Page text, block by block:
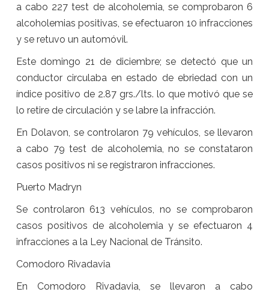
a cabo 227 test de alcoholemia, se comprobaron 6
alcoholemias positivas, se efectuaron 10 infracciones
y se retuvo un automóvil.
Este domingo 21 de diciembre; se detectó que un
conductor circulaba en estado de ebriedad con un
índice positivo de 2.87 grs./lts. lo que motivó que se
lo retire de circulación y se labre la infracción.
En Dolavon, se controlaron 79 vehículos, se llevaron
a cabo 79 test de alcoholemia, no se constataron
casos positivos ni se registraron infracciones.
Puerto Madryn
Se controlaron 613 vehículos, no se comprobaron
casos positivos de alcoholemia y se efectuaron 4
infracciones a la Ley Nacional de Tránsito.
Comodoro Rivadavia
En Comodoro Rivadavia, se llevaron a cabo